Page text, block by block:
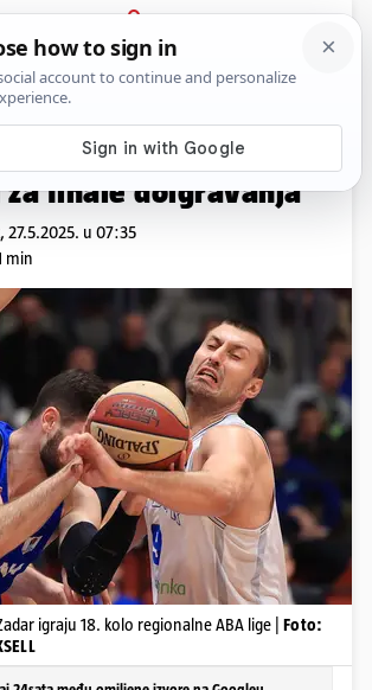
PRIJAVA
Sport Komentari
Cibonu i 10. put
za finale doigravanja
27.5.2025. u 07:35
min
igraju 18. kolo regionalne ABA lige | Foto: